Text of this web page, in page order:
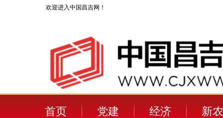
欢迎进入中国昌吉网！
首页 党建 经济 新